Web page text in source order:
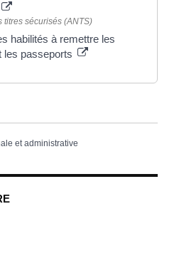
sécurisés (ANTS)
habilités à remettre les
les passeports
et administrative